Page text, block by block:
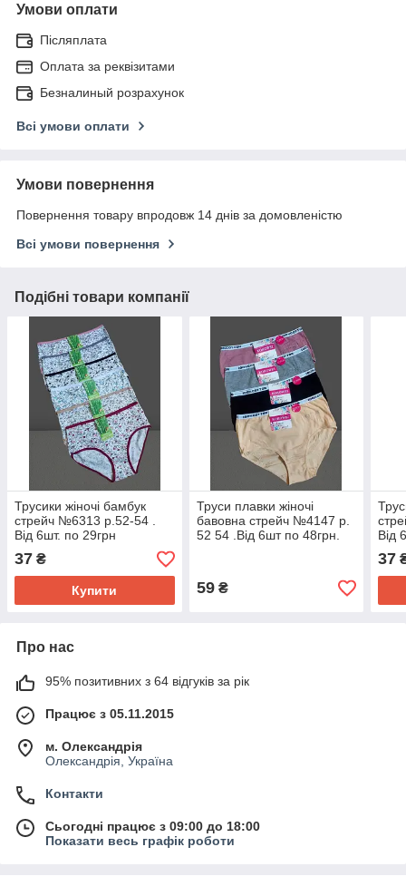
Умови оплати
Післяплата
Оплата за реквізитами
Безналиный розрахунок
Всі умови оплати
Умови повернення
Повернення товару впродовж 14 днів за домовленістю
Всі умови повернення
Подібні товари компанії
Трусики жіночі бамбук
стрейч №6313 р.52-54 .
Від 6шт. по 29грн
37 ₴
Купити
Труси плавки жіночі
бавовна стрейч №4147 р.
52 54 .Від 6шт по 48грн.
59₴
Від
37
Про нас
95% позитивних з 64 відгуків за рік
Працює з 05.11.2015
м. Олександрія
Олександрія, Україна
Контакти
Сьогодні працює з 09:00 до 18:00
Показати весь графік роботи